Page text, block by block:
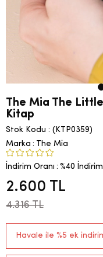
The Mia The
Kitap
Stok Kodu
(KTP0359)
Marka : The Mia
İndirim Oranı : %40 İndirim
4.316 TL
2.600 TL
Havale ile %5 ek